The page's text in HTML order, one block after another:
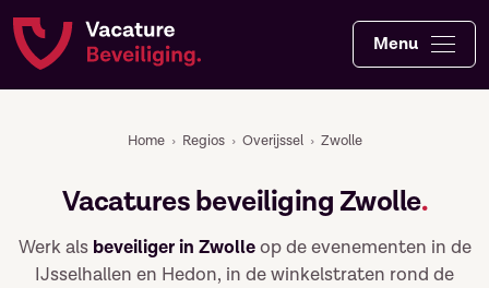
Menu
Home › Regios › Overijssel › Zwolle
Vacatures beveiliging Zwolle.
Werk als beveiliger in Zwolleop de evenementen in de
IJsselhallen en Hedon, in de winkelstraten rond de